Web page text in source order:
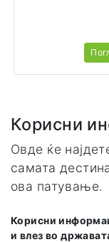
Корисни
Овде ќе
самата
ова патување.
Корисни
и влез во